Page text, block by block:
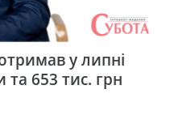
у липні
653 тис. грн